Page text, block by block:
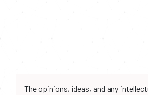
The opinions, ideas, and any